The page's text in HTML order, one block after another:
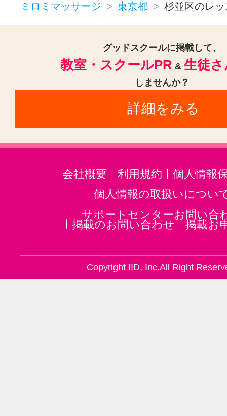
ミロミマッサージ 東京都 杉並区のレ
グッドスクールに掲載して、
教室・スクールPR & 生徒
しませんか？
詳細をみる
会社概要 利用規約
個人情報
個人情報の取扱いについ
サポートセンターお問い合
掲載のお問い合わせ
掲載お
Copyright IID, Inc.All Right